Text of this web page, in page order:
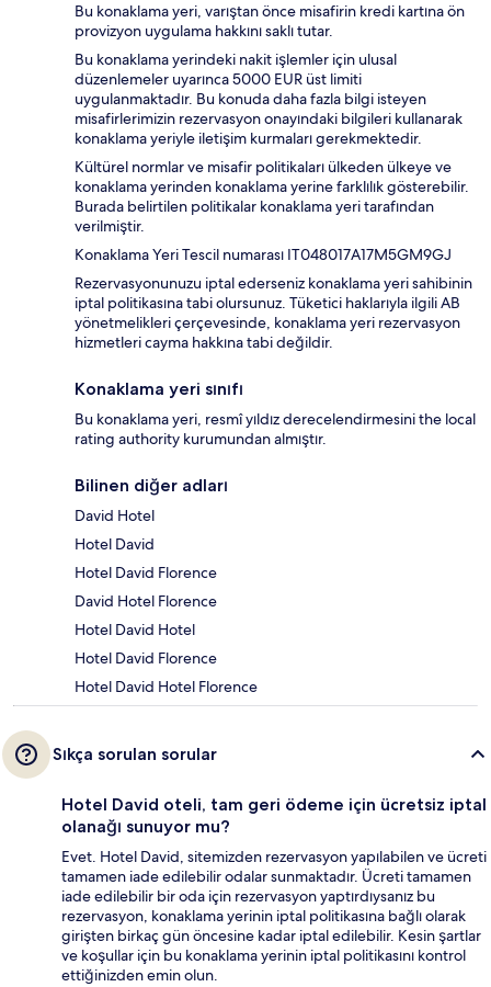
Bu konaklama yeri, varıştan önce misafirin kredi kartına ön
provizyon uygulama hakkını saklı tutar.
Bu konaklama yerindeki nakit işlemler için ulusal
düzenlemeler uyarınca 5000 EUR üst limiti
uygulanmaktadır. Bu konuda daha fazla bilgi isteyen
misafirlerimizin rezervasyon onayındaki bilgileri kullanarak
konaklama yeriyle iletişim kurmaları gerekmektedir.
Kültürel normlar ve misafir politikaları ülkeden ülkeye ve
konaklama yerinden konaklama yerine farklılık gösterebilir.
Burada belirtilen politikalar konaklama yeri tarafından
verilmiştir.
Konaklama Yeri Tescil numarası IT048017A17M5GM9GJ
Rezervasyonunuzu iptal ederseniz konaklama yeri sahibinin
iptal politikasına tabi olursunuz. Tüketici haklarıyla ilgili AB
yönetmelikleri çerçevesinde, konaklama yeri rezervasyon
hizmetleri cayma hakkına tabi değildir.
Konaklama yeri sınıfı
Bu konaklama yeri, resmî yıldız derecelendirmesini the local
rating authority kurumundan almıştır.
Bilinen diğer adları
David Hotel
Hotel David
Hotel David Florence
David Hotel Florence
Hotel David Hotel
Hotel David Florence
Hotel David Hotel Florence
Sıkça sorulan sorular
Hotel David oteli, tam geri ödeme için ücretsiz iptal
olanağı sunuyor mu?
Evet. Hotel David, sitemizden rezervasyon yapılabilen ve ücreti
tamamen iade edilebilir odalar sunmaktadır. Ücreti tamamen
iade edilebilir bir oda için rezervasyon yaptırdıysanız bu
rezervasyon, konaklama yerinin iptal politikasına bağlı olarak
girişten birkaç gün öncesine kadar iptal edilebilir. Kesin şartlar
ve koşullar için bu konaklama yerinin iptal politikasını kontrol
ettiğinizden emin olun.